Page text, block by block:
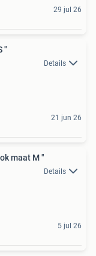
29 jul 26
"
Details
21 jun 26
maat M "
Details
5 jul 26